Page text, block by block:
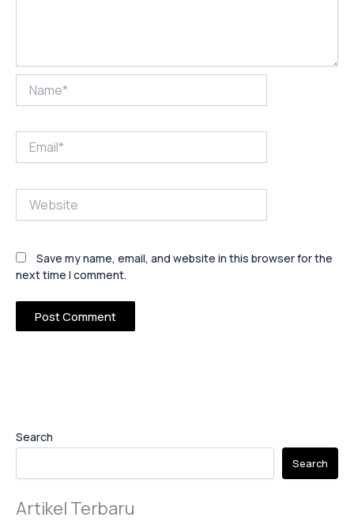
Search
Search
Artikel Terbaru
Save my name, email, and website in this browser for the
next time I comment.